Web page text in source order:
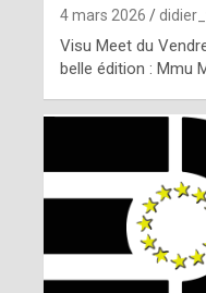
m
4 mars 2026
Visu Meet du
belle édition : Mmu